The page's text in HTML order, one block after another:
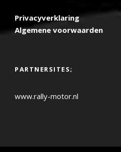
Privacyverklaring
Algemene voorwaarden
PARTNERSITES;
www.rally-motor.nl